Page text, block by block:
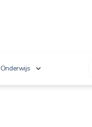
Onderwijs